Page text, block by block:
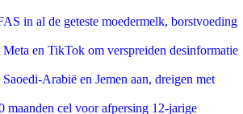
in al de geteste moedermelk, borstvoeding
en TikTok om verspreiden desinformatie
Arabië en Jemen aan, dreigen met
cel voor afpersing 12-jarige